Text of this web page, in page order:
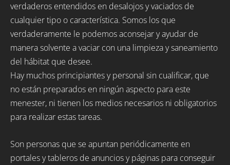
verdaderos entendidos en desalojos y vaciados de
cualquier tipo o característica. Somos los que
verdaderamente le podemos aconsejar y ayudar de
manera solvente a vaciar con una limpieza y saneamiento
del hábitat que desee.
Hay muchos principiantes y personal sin cualificar, que
no están preparados en ningún aspecto para este
menester, ni tienen los medios necesarios ni obligatorios
para realizar estas tareas.
Son personas que se apuntan periódicamente en
portales y tableros de anuncios y páginas para conseguir